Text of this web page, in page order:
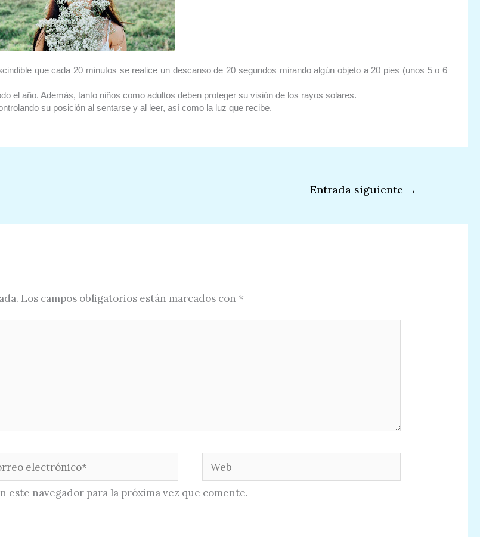
que cada 20 minutos se realice un descanso de 20 segundos mirando algún objeto a 20 pies (unos 5 o 6
el año. Además, tanto niños como adultos deben proteger su visión de los rayos solares.
su posición al sentarse y al leer, así como la luz que recibe.
Entrada siguiente →
Los campos obligatorios están marcados con *
navegador para la próxima vez que comente.